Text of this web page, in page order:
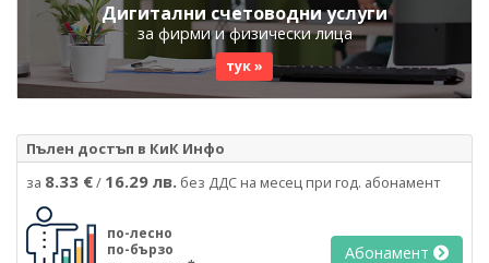
Дигитални счетоводни услуги
за фирми и физически лица
тук »
Пълен достъп в КиК Инфо
за 8.33 €/ 16.29 лв. без ДДС на месец при год. абонамент
по-лесно
по-бързо
Абонамент